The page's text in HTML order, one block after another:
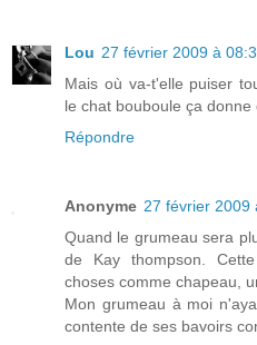
Lou 27 février 2009 à
Mais où va-t'elle puiser
le chat bouboule ça
Répondre
Anonyme 27 février 2009
Quand le grumeau sera
de Kay thompson.
choses comme chapeau,
Mon grumeau à moi
contente de ses bavoirs